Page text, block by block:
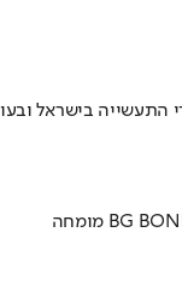
התעשייה בישראל